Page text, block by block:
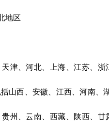
地区
、河北、上海、江苏、浙
括山西、安徽、江西、河南、
州、云南、西藏、陕西、甘